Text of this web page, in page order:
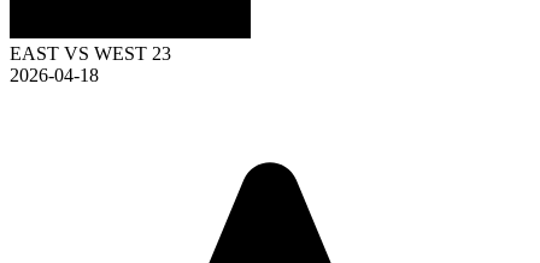
EAST VS WEST 23
2026-04-18